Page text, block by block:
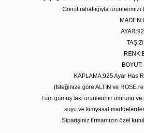
Gönül rahatlığıyla
KAPLAMA:925 Ayar Has
(İsteğinize göre ALTIN ve ROSE
Tüm gümüş takı ürünlerinin ömrünü ve
suyu ve kimyasal
Siparişiniz firmamızın özel